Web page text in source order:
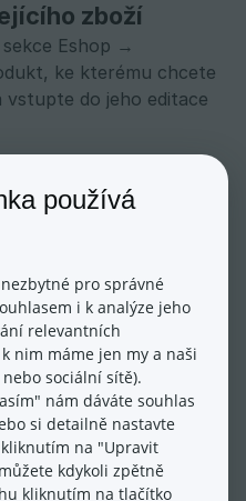
zboží
Eshop →
ke kterému chcete
vstupte do jeho editace
je záložka
naleznete 8
Až budete
uložena, zobrazí se u
Ta slouží k
tedy i zde
budou mít jakožto
v jehož editaci
používá
pro správné
i k analýze jeho
relevantních
nim máme jen my a naši
sociální sítě).
nám dáváte souhlas
si detailně nastavte
na "Upravit
kdykoli zpětně
kliknutím na tlačítko